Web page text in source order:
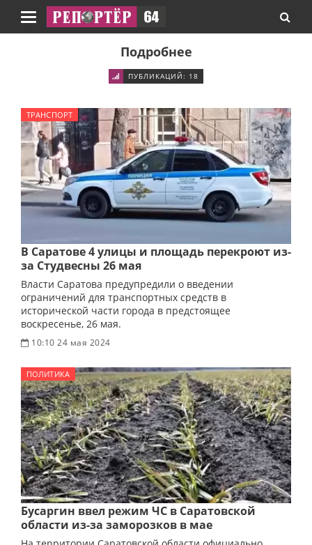
Навигация
Подробнее
ПУБЛИКАЦИЙ: 18
ТРАНСПОРТ
В Саратове 4 улицы и площадь перекроют из-
за Студвесны 26 мая
Власти Саратова предупредили о введении
ограничений для транспортных средств в
исторической части города в предстоящее
воскресенье, 26 мая.
10:10 24 мая 2024
ПОЛИТИКА
Бусаргин ввел режим ЧС в Саратовской
области из-за заморозков в мае